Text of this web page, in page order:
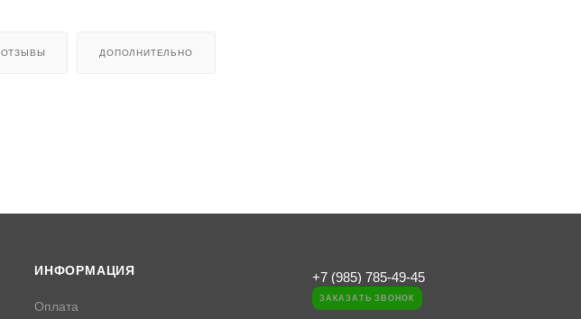
ОТЗЫВЫ ДОПОЛНИТЕЛЬНО
ИНФОРМАЦИЯ
Оплата
+7 (985) 785-49-45
ЗАКАЗАТЬ ЗВОНОК